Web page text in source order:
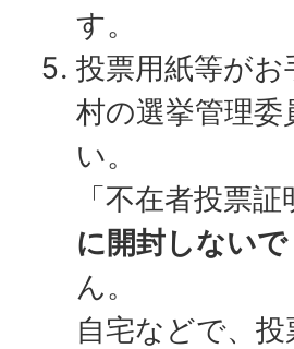
す。
投票用紙等が
村の選挙管理
い。
「不在者投票
に開封しない
ん。
自宅などで、投